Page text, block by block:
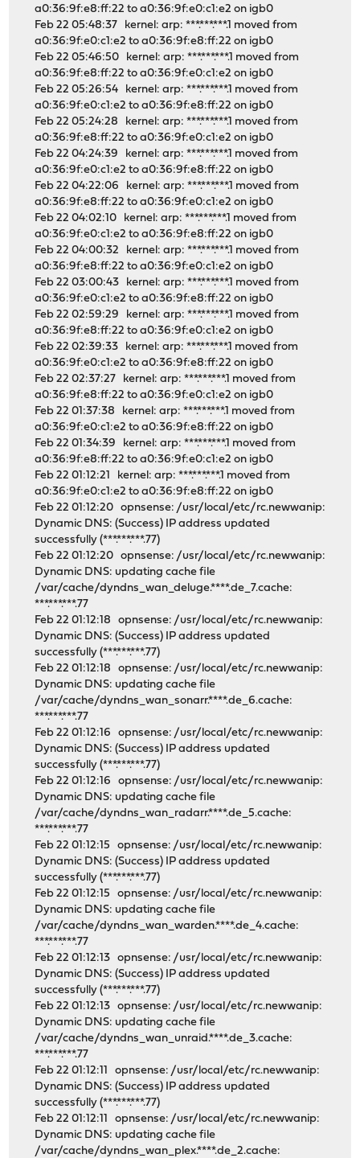
a0:36:9f:e8:ff:22 to a0:36:9f:e0:c1:e2 on igb0
Feb 22 05:48:37 kernel: arp: ***.***.***.1 moved from
a0:36:9f:e0:c1:e2 to a0:36:9f:e8:ff:22 on igb0
Feb 22 05:46:50 kernel: arp: ***.***.***.1 moved from
a0:36:9f:e8:ff:22 to a0:36:9f:e0:c1:e2 on igb0
Feb 22 05:26:54 kernel: arp: ***.***.***.1 moved from
a0:36:9f:e0:c1:e2 to a0:36:9f:e8:ff:22 on igb0
Feb 22 05:24:28 kernel: arp: ***.***.***.1 moved from
a0:36:9f:e8:ff:22 to a0:36:9f:e0:c1:e2 on igb0
Feb 22 04:24:39 kernel: arp: ***.***.***.1 moved from
a0:36:9f:e0:c1:e2 to a0:36:9f:e8:ff:22 on igb0
Feb 22 04:22:06 kernel: arp: ***.***.***.1 moved from
a0:36:9f:e8:ff:22 to a0:36:9f:e0:c1:e2 on igb0
Feb 22 04:02:10 kernel: arp: ***.***.***.1 moved from
a0:36:9f:e0:c1:e2 to a0:36:9f:e8:ff:22 on igb0
Feb 22 04:00:32 kernel: arp: ***.***.***.1 moved from
a0:36:9f:e8:ff:22 to a0:36:9f:e0:c1:e2 on igb0
Feb 22 03:00:43 kernel: arp: ***.***.***.1 moved from
a0:36:9f:e0:c1:e2 to a0:36:9f:e8:ff:22 on igb0
Feb 22 02:59:29 kernel: arp: ***.***.***.1 moved from
a0:36:9f:e8:ff:22 to a0:36:9f:e0:c1:e2 on igb0
Feb 22 02:39:33 kernel: arp: ***.***.***.1 moved from
a0:36:9f:e0:c1:e2 to a0:36:9f:e8:ff:22 on igb0
Feb 22 02:37:27 kernel: arp: ***.***.***.1 moved from
a0:36:9f:e8:ff:22 to a0:36:9f:e0:c1:e2 on igb0
Feb 22 01:37:38 kernel: arp: ***.***.***.1 moved from
a0:36:9f:e0:c1:e2 to a0:36:9f:e8:ff:22 on igb0
Feb 22 01:34:39 kernel: arp: ***.***.***.1 moved from
a0:36:9f:e8:ff:22 to a0:36:9f:e0:c1:e2 on igb0
Feb 22 01:12:21 kernel: arp: ***.***.***.1 moved from
a0:36:9f:e0:c1:e2 to a0:36:9f:e8:ff:22 on igb0
Feb 22 01:12:20 opnsense: /usr/local/etc/rc.newwanip:
Dynamic DNS: (Success) IP address updated
successfully (***.***.***.77)
Feb 22 01:12:20 opnsense: /usr/local/etc/rc.newwanip:
Dynamic DNS: updating cache file
/var/cache/dyndns_wan_deluge.****.de_7.cache:
***.***.***.77
Feb 22 01:12:18 opnsense: /usr/local/etc/rc.newwanip:
Dynamic DNS: (Success) IP address updated
successfully (***.***.***.77)
Feb 22 01:12:18 opnsense: /usr/local/etc/rc.newwanip:
Dynamic DNS: updating cache file
/var/cache/dyndns_wan_sonarr.****.de_6.cache:
***.***.***.77
Feb 22 01:12:16 opnsense: /usr/local/etc/rc.newwanip:
Dynamic DNS: (Success) IP address updated
successfully (***.***.***.77)
Feb 22 01:12:16 opnsense: /usr/local/etc/rc.newwanip:
Dynamic DNS: updating cache file
/var/cache/dyndns_wan_radarr.****.de_5.cache:
***.***.***.77
Feb 22 01:12:15 opnsense: /usr/local/etc/rc.newwanip:
Dynamic DNS: (Success) IP address updated
successfully (***.***.***.77)
Feb 22 01:12:15 opnsense: /usr/local/etc/rc.newwanip:
Dynamic DNS: updating cache file
/var/cache/dyndns_wan_warden.****.de_4.cache:
***.***.***.77
Feb 22 01:12:13 opnsense: /usr/local/etc/rc.newwanip:
Dynamic DNS: (Success) IP address updated
successfully (***.***.***.77)
Feb 22 01:12:13 opnsense: /usr/local/etc/rc.newwanip:
Dynamic DNS: updating cache file
/var/cache/dyndns_wan_unraid.****.de_3.cache:
***.***.***.77
Feb 22 01:12:11 opnsense: /usr/local/etc/rc.newwanip:
Dynamic DNS: (Success) IP address updated
successfully (***.***.***.77)
Feb 22 01:12:11 opnsense: /usr/local/etc/rc.newwanip:
Dynamic DNS: updating cache file
/var/cache/dyndns_wan_plex.****.de_2.cache: